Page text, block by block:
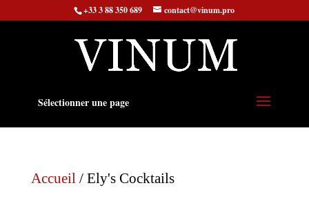
+33 3 88 350 689 contact@vinum.pro
Sélectionner une page
Accueil/ Ely's Cocktails